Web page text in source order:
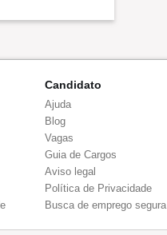
Candidato
Ajuda
Blog
Vagas
Guia de Cargos
Aviso legal
Política de Privacidade
Busca de emprego segura